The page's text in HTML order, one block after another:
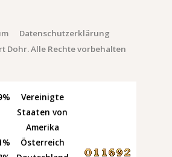
Datenschutzerklärung
Dohr. Alle Rechte vorbehalten
Vereinigte
Staaten von
Amerika
Österreich